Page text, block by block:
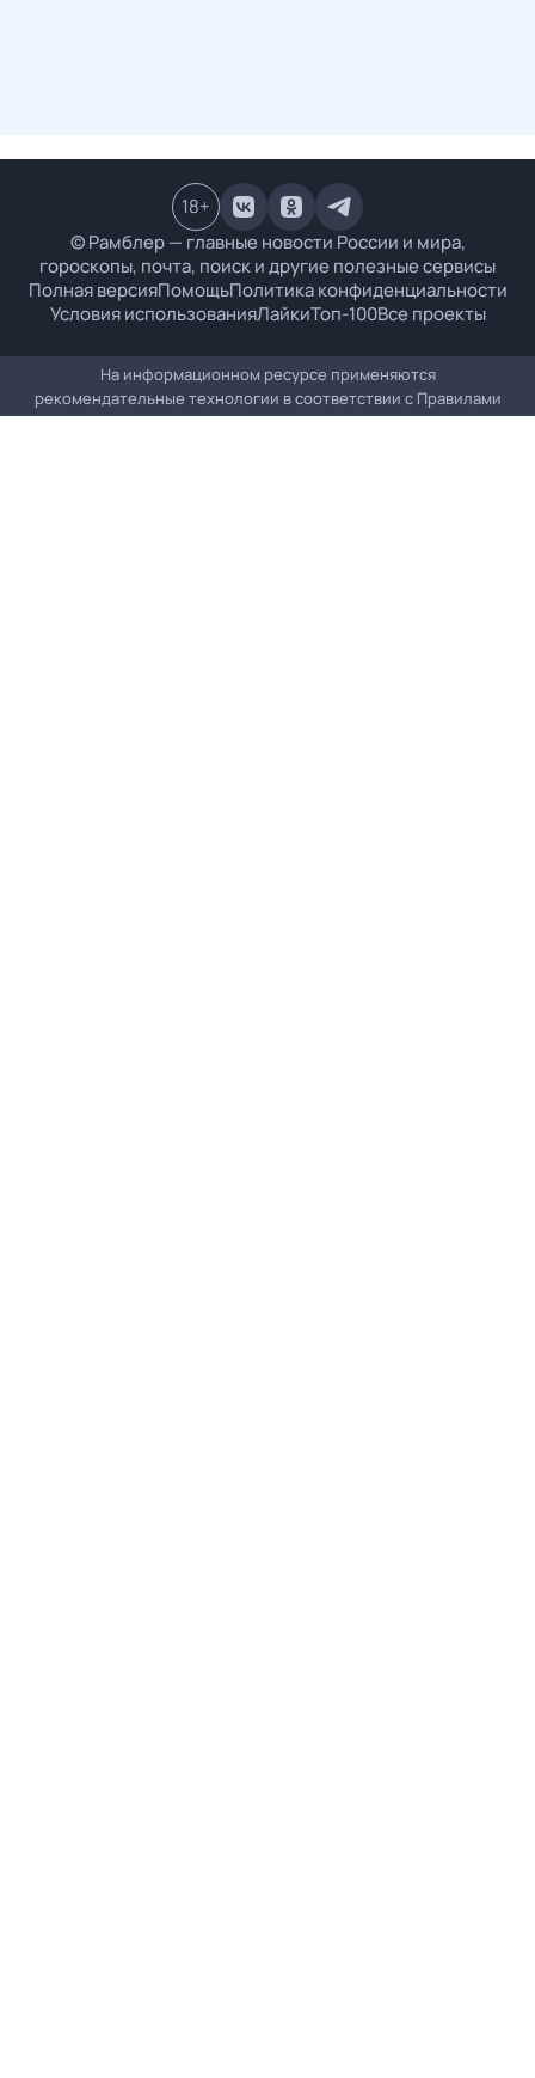
© Рамблер — главные новости России и мира,
гороскопы, почта, поиск и другие полезные сервисы
Полная версияПомощьПолитика конфиденциальности
Условия использованияЛайкиТоп-100Все проекты
18+
На информационном ресурсе применяются
рекомендательные технологии в соответствии с Правилами